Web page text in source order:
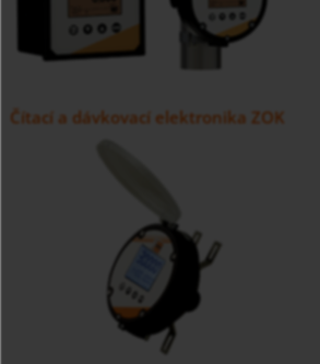
Čítací a dávkovací elektronika ZOK